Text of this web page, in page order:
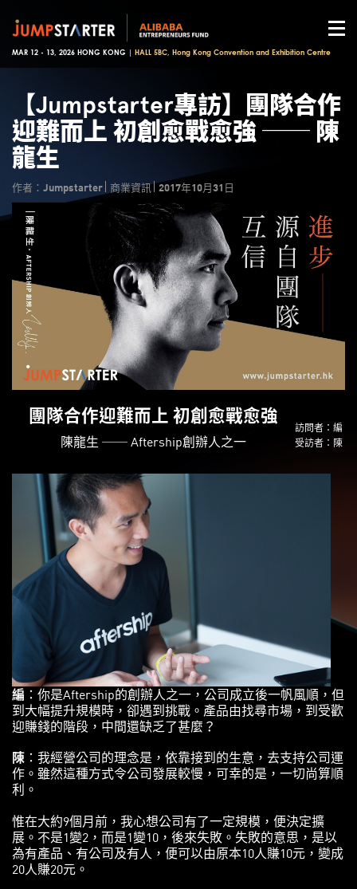
MAR 12 - 13, 2026 HONG KONG | HALL 5BC, Hong Kong Convention and Exhibition Centre
【Jumpstarter專訪】團隊合作
迎難而上 初創愈戰愈強 ── 陳
龍生
作者：Jumpstarter 商業資訊 2017年10月31日
團隊合作迎難而上 初創愈戰愈強
陳龍生 ── Aftership創辦人之一
訪問者：編
受訪者：陳
編 ：你是Aftership的創辦人之一，公司成立後一帆風順，但
到大幅提升規模時，卻遇到挑戰。產品由找尋市場，到受歡
迎賺錢的階段，中間還缺乏了甚麼？
陳 ：我經營公司的理念是，依靠接到的生意，去支持公司運
作。雖然這種方式令公司發展較慢，可幸的是，一切尚算順
利。
惟在大約9個月前，我心想公司有了一定規模，便決定擴
展。不是1變2，而是1變10，後來失敗。失敗的意思，是以
為有產品、有公司及有人，便可以由原本10人賺10元，變成
20人賺20元。